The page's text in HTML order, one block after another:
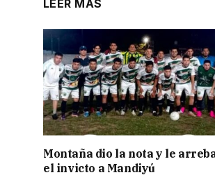
LEER MÁS
Montaña dio la nota y le
el invicto a Mandiyú